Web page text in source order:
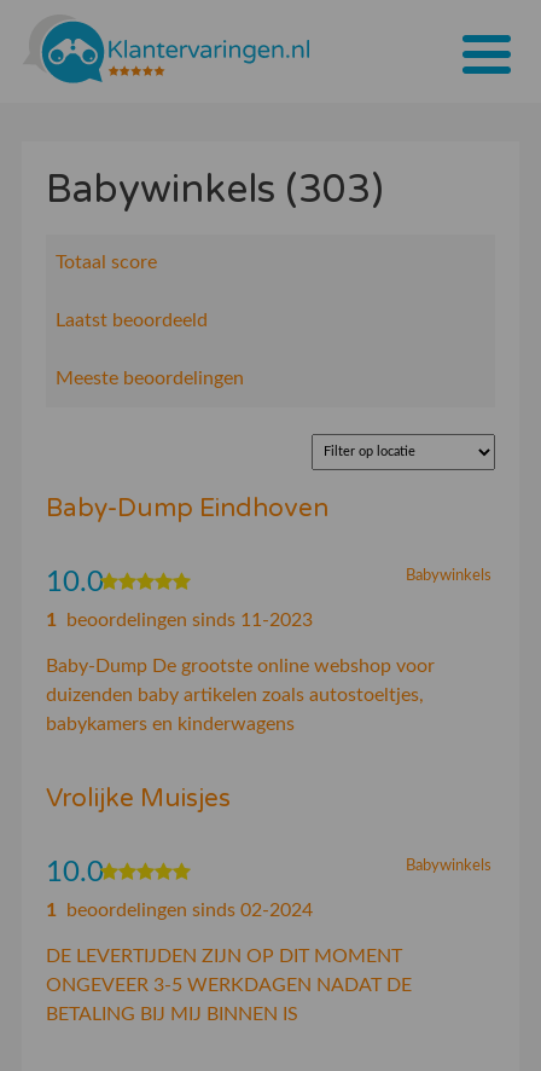
Tarieven
Inloggen
Babywinkels (303)
Totaal score
Laatst beoordeeld
Meeste beoordelingen
Baby-Dump Eindhoven
Babywinkels
10.0
1 beoordelingen sinds 11-2023
Baby-Dump De grootste online webshop voor
duizenden baby artikelen zoals autostoeltjes,
babykamers en kinderwagens
Vrolijke Muisjes
Babywinkels
10.0
1 beoordelingen sinds 02-2024
DE LEVERTIJDEN ZIJN OP DIT MOMENT
ONGEVEER 3-5 WERKDAGEN NADAT DE
BETALING BIJ MIJ BINNEN IS